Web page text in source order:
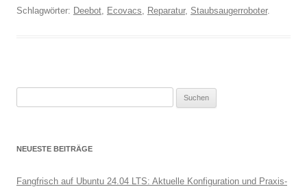
Schlagwörter: Deebot Ecovacs Reparatur, Staubsaugerroboter.
NEUESTE BEITRÄGE
Fangfrisch auf Ubuntu 24.04 LTS: Aktuelle Konfiguration und Praxis-